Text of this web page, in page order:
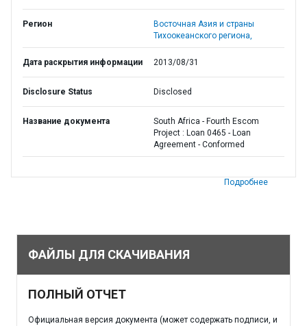
Регион
Восточная Азия и страны
Тихоокеанского региона,
Дата раскрытия информации 2013/08/31
Disclosure Status Disclosed
Название документа
South Africa - Fourth Escom
Project : Loan 0465 - Loan
Agreement - Conformed
Подробнее
ФАЙЛЫ ДЛЯ СКАЧИВАНИЯ
ПОЛНЫЙ ОТЧЕТ
Официальная версия документа (может содержать подписи, и